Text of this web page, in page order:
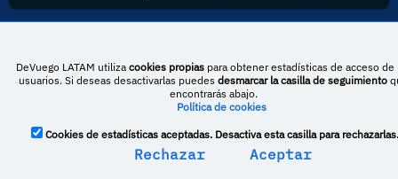
Esta obra está bajo una licencia de Creative Commons Reconocimiento-
NoComercial-CompartirIgual 4.0 Internacional
DeVuego España
DeVuego LATAM
DeVuego Portugal
DeVuego LATAM utiliza cookies propiaspara obtener estadísticas de acceso de
usuarios. Si deseas desactivarlas puedes desmarcar la casilla de seguimiento
encontrarás abajo.
Política de cookies
Cookies de estadísticas aceptadas. Desactiva esta casilla para rechazarlas.
Rechazar Aceptar